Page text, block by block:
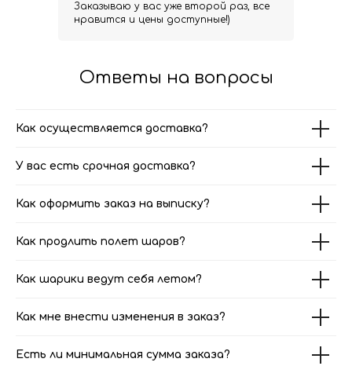
Заказываю у вас уже второй раз, все
нравится и цены доступные!)
Ответы на вопросы
Как осуществляется доставка?
У вас есть срочная доставка?
Как оформить заказ на выписку?
Как продлить полет шаров?
Как шарики ведут себя летом?
Как мне внести изменения в заказ?
Есть ли минимальная сумма заказа?